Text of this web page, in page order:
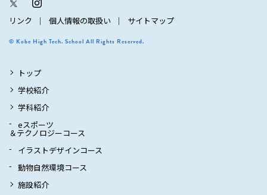
リンク 個人情報の取扱い サイトマップ
© Kobe High Tech. School All Rights Reserved.
トップ
学校紹介
学科紹介
eスポーツ
＆テクノロジーコース
イラストデザインコース
動物自然環境コース
施設紹介